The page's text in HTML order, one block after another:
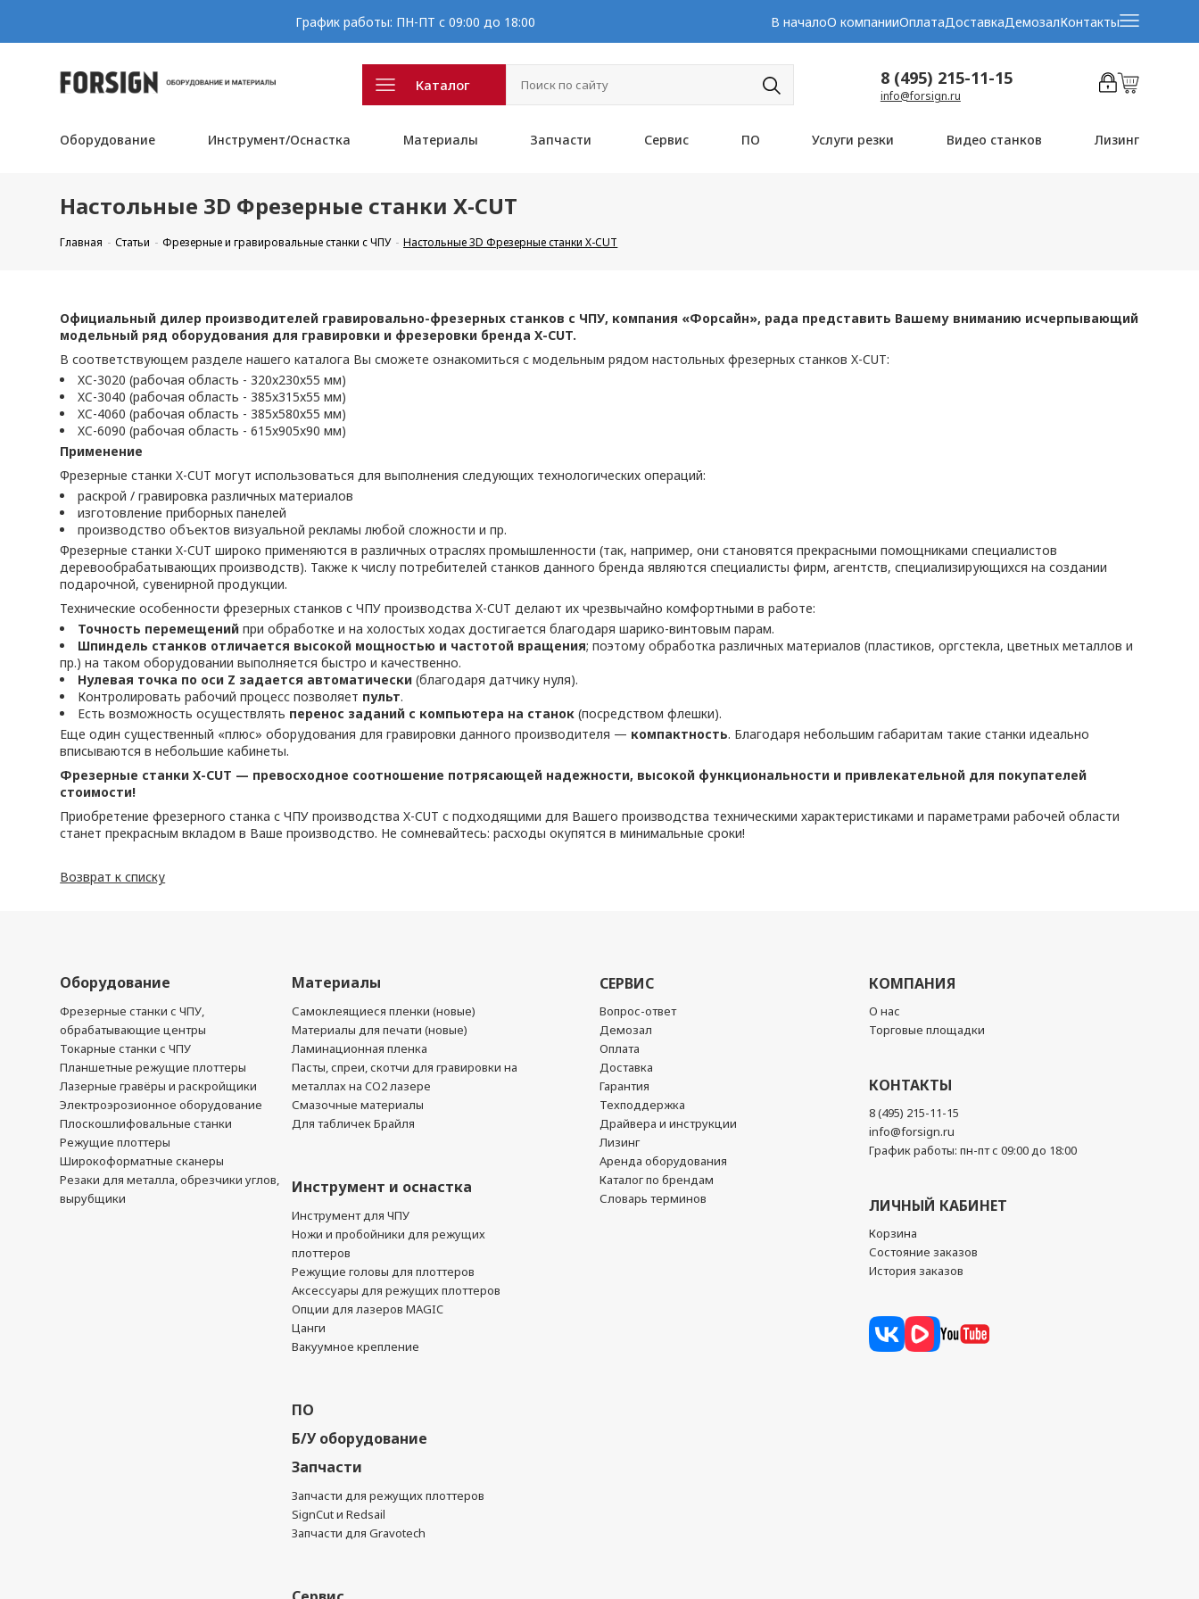
График работы: ПН-ПТ с 09:00 до 18:00 В началоО компанииОплатаДоставкаДемозалКонтакты
Каталог 8 (495) 215-11-15
info@forsign.ru
Оборудование Инструмент/Оснастка Материалы Запчасти Сервис ПО Услуги резки Видео станков Лизинг
Настольные 3D Фрезерные станки X-CUT
Главная Статьи Фрезерные и гравировальные станки с ЧПУ Настольные 3D Фрезерные станки X-CUT
Официальный дилер производителей гравировально-фрезерных станков с ЧПУ, компания «Форсайн», рада представить Вашему вниманию исчерпывающий
модельный ряд оборудования для гравировки и фрезеровки бренда X-CUT.
В соответствующем разделе нашего каталога Вы сможете ознакомиться с модельным рядом настольных фрезерных станков X-CUT:
XC-3020 (рабочая область - 320x230x55 мм)
XC-3040 (рабочая область - 385x315x55 мм)
XC-4060 (рабочая область - 385x580x55 мм)
XC-6090 (рабочая область - 615x905x90 мм)
Применение
Фрезерные станки X-CUT могут использоваться для выполнения следующих технологических операций:
раскрой / гравировка различных материалов
изготовление приборных панелей
производство объектов визуальной рекламы любой сложности и пр.
Фрезерные станки X-CUT широко применяются в различных отраслях промышленности (так, например, они становятся прекрасными помощниками специалистов
деревообрабатывающих производств). Также к числу потребителей станков данного бренда являются специалисты фирм, агентств, специализирующихся на создании
подарочной, сувенирной продукции.
Технические особенности фрезерных станков с ЧПУ производства X-CUT делают их чрезвычайно комфортными в работе:
Точность перемещений при обработке и на холостых ходах достигается благодаря шарико-винтовым парам.
Шпиндель станков отличается высокой мощностью и частотой вращения; поэтому обработка различных материалов (пластиков, оргстекла, цветных металлов и
пр.) на таком оборудовании выполняется быстро и качественно.
Нулевая точка по оси Z задается автоматически(благодаря датчику нуля).
Контролировать рабочий процесс позволяет пульт.
Есть возможность осуществлять перенос заданий с компьютера на станок (посредством флешки).
Еще один существенный «плюс» оборудования для гравировки данного производителя — компактность. Благодаря небольшим габаритам такие станки идеально
вписываются в небольшие кабинеты.
Фрезерные станки X-CUT — превосходное соотношение потрясающей надежности, высокой функциональности и привлекательной для покупателей
стоимости!
Приобретение фрезерного станка с ЧПУ производства X-CUT с подходящими для Вашего производства техническими характеристиками и параметрами рабочей области
станет прекрасным вкладом в Ваше производство. Не сомневайтесь: расходы окупятся в минимальные сроки!
Возврат к списку
Оборудование
Фрезерные станки с ЧПУ,
обрабатывающие центры
Токарные станки с ЧПУ
Планшетные режущие плоттеры
Лазерные гравёры и раскройщики
Электроэрозионное оборудование
Плоскошлифовальные станки
Режущие плоттеры
Широкоформатные сканеры
Резаки для металла, обрезчики углов,
вырубщики
Материалы
Самоклеящиеся пленки (новые)
Материалы для печати (новые)
Ламинационная пленка
Пасты, спреи, скотчи для гравировки на
металлах на CO2 лазере
Смазочные материалы
Для табличек Брайля
Инструмент и оснастка
Инструмент для ЧПУ
Ножи и пробойники для режущих
плоттеров
Режущие головы для плоттеров
Аксессуары для режущих плоттеров
Опции для лазеров MAGIC
Цанги
Вакуумное крепление
ПО
Б/У оборудование
Запчасти
Запчасти для режущих плоттеров
SignCut и Redsail
Запчасти для Gravotech
СЕРВИС
Вопрос-ответ
Демозал
Оплата
Доставка
Гарантия
Техподдержка
Драйвера и инструкции
Лизинг
Аренда оборудования
Каталог по брендам
Словарь терминов
КОМПАНИЯ
О нас
Торговые площадки
КОНТАКТЫ
8 (495) 215-11-15
info@forsign.ru
График работы: пн-пт с 09:00 до 18:00
ЛИЧНЫЙ КАБИНЕТ
Корзина
Состояние заказов
История заказов